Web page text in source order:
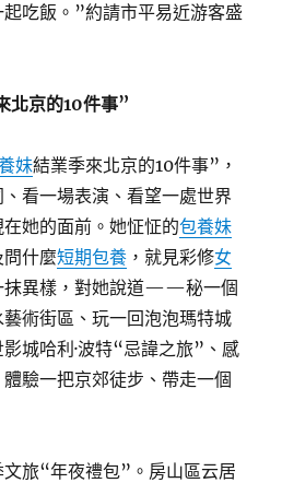
吃飯。”約請市平易近游客盛
北京的10件事”
妹結業季來北京的10件事”，
看一場表演、看望一處世界
她的面前。她怔怔的包養妹
問什麼短期包養 ，就見彩修女
抹異樣，對她說道——秘一個
術街區、玩一回泡泡瑪特城
城哈利·波特“忌諱之旅”、感
驗一把京郊徒步、帶走一個
旅“年夜禮包”。房山區云居